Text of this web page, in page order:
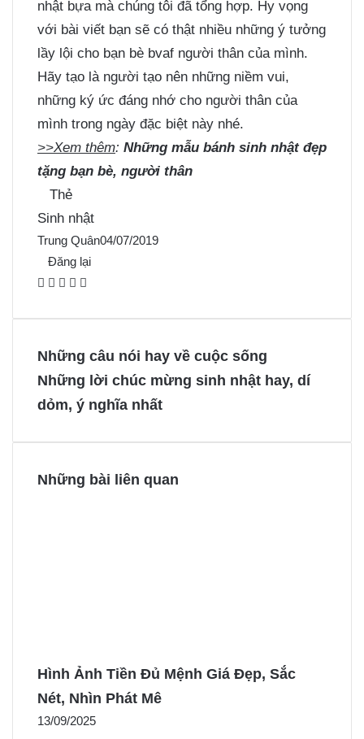
nhật bựa mà chúng tôi đã tổng hợp. Hy vọng
với bài viết bạn sẽ có thật nhiều những ý tưởng
lầy lội cho bạn bè bvaf người thân của mình.
Hãy tạo là người tạo nên những niềm vui,
những ký ức đáng nhớ cho người thân của
mình trong ngày đặc biệt này nhé.
>>Xem thêm: Những mẫu bánh sinh nhật đẹp
tặng bạn bè, người thân
Thẻ
Sinh nhật
Trung Quân04/07/2019
Đăng lại
F
o
o
X P
r
e
M
e
n
g
n
g
Những câu nói hay về cuộc sống
Những lời chúc mừng sinh nhật hay, dí
dỏm, ý nghĩa nhất
Những bài liên quan
Hình Ảnh Tiền Đủ Mệnh Giá Đẹp, Sắc
Nét, Nhìn Phát Mê
13/09/2025